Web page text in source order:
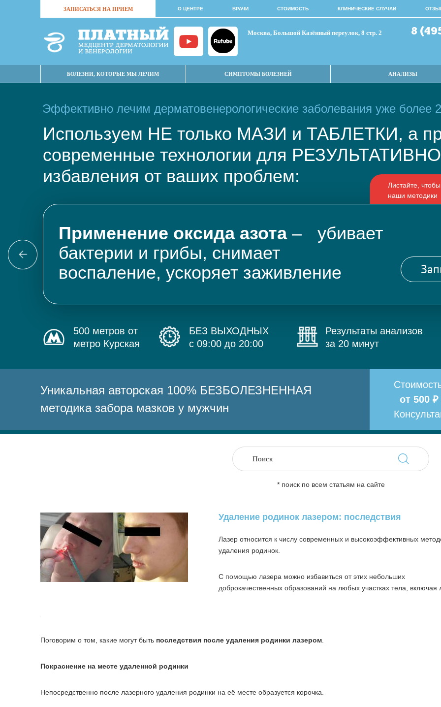
ЗАПИСАТЬСЯ НА ПРИЕМ О ЦЕНТРЕ ВРАЧИ СТОИМОСТЬ КЛИНИЧЕСКИЕ СЛУЧАИ
Москва, Большой Казённый переулок, 8 стр. 2 8
БОЛЕЗНИ, КОТОРЫЕ МЫ ЛЕЧИМ СИМПТОМЫ БОЛЕЗНЕЙ АНАЛИЗЫ
Эффективно лечим дерматовенерологические заболевания уже более
Используем НЕ только МАЗИ и ТАБЛЕТКИ, а
современные технологии для
избавления от ваших проблем:
Применение оксида азота– убивает
бактерии и грибы, снимает
воспаление, ускоряет заживление
500 метров от
метро Курская
БЕЗ ВЫХОДНЫХ
с 09:00 до 20:00
Результаты анализов
за 20 минут
Уникальная авторская 100% БЕЗБОЛЕЗНЕННАЯ
методика забора мазков у мужчин
от 500
* поиск по всем статьям на сайте
Удаление родинок лазером: последствия
Лазер относится к числу современных и высокоэффективных
удаления родинок.
С помощью лазера можно избавиться от этих небольших
доброкачественных образований на любых участках тела, включая
Поговорим о том, какие могут быть последствия после удаления родинки лазером
Покраснение на месте удаленной родинки
Непосредственно после лазерного удаления родинки на её месте образуется корочка.